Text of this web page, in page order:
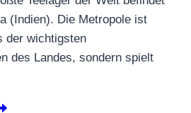
(Indien). Die Metropole ist
der wichtigsten
des Landes, sondern spielt